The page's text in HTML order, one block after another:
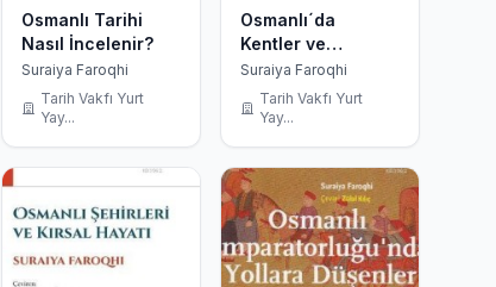
Osmanlı Tarihi
Nasıl İncelenir?
Suraiya Faroqhi
Tarih Vakfı Yurt
Yay...
Osmanlı´da
Kentler ve
Kentliler
Suraiya Faroqhi
Tarih Vakfı Yurt
Yay...